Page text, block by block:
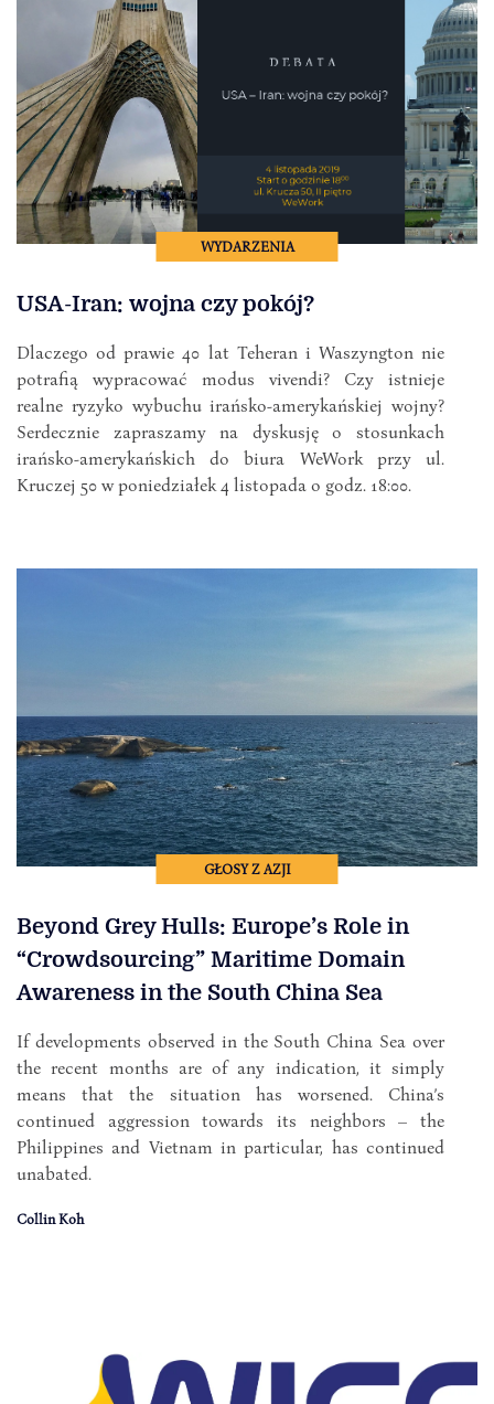
WYDARZENIA
USA-Iran: wojna czy pokój?
Dlaczego od prawie 40 lat Teheran i Waszyngton nie
potrafią wypracować modus vivendi? Czy istnieje
realne ryzyko wybuchu irańsko-amerykańskiej wojny?
Serdecznie zapraszamy na dyskusję o stosunkach
irańsko-amerykańskich do biura WeWork przy ul.
Kruczej 50 w poniedziałek 4 listopada o godz. 18:00.
GŁOSY Z AZJI
Beyond Grey Hulls: Europe’s Role in
“Crowdsourcing” Maritime Domain
Awareness in the South China Sea
If developments observed in the South China Sea over
the recent months are of any indication, it simply
means that the situation has worsened. China’s
continued aggression towards its neighbors – the
Philippines and Vietnam in particular, has continued
unabated.
Collin Koh